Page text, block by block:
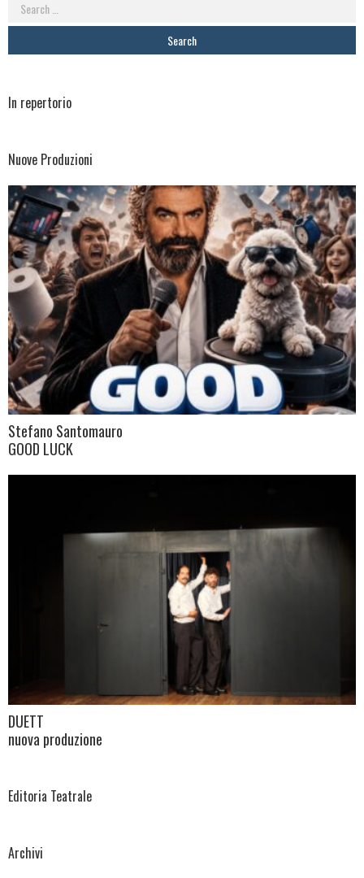
for:
In repertorio
Nuove Produzioni
Stefano Santomauro
GOOD LUCK
DUETT
nuova produzione
Editoria Teatrale
Archivi